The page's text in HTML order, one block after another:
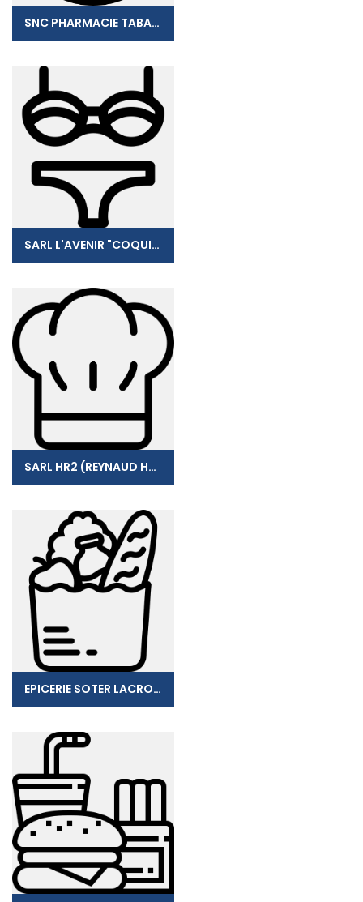
SNC PHARMACIE TABAR-NOUVAL
SARL L'AVENIR "COQUIN"
SARL HR2 (REYNAUD HARRY)
EPICERIE SOTER LACROIX